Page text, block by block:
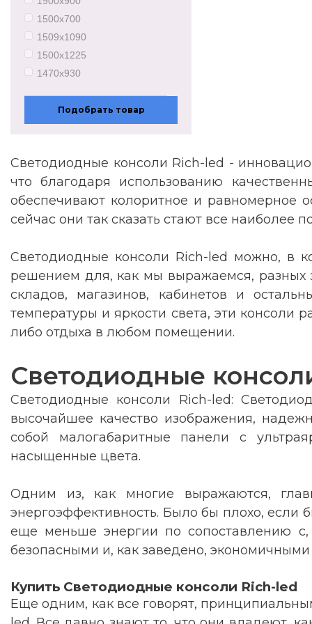
1500х700
1509х1090
1500х1225
1470х930
2600х940
1490х840
Подобрать товар
Светодиодные консоли Rich-led -
что благодаря использованию
обеспечивают колоритное и равномерное
сейчас они так сказать стают все
Светодиодные консоли Rich-led можно, в
решением для, как мы выражаемся, разных
складов, магазинов, кабинетов и
температуры и яркости света, эти консоли
либо отдыха в любом помещении.
Светодиодные
Светодиодные консоли Rich-led:
высочайшее качество изображения,
собой малогабаритные панели с
насыщенные цвета.
Одним из, как многие выражаются,
энергоэффективность. Было бы плохо, если
еще меньше энергии по сопоставлению с,
безопасными и, как заведено, экономичными
Купить Светодиодные консоли Rich-led
Еще одним, как все говорят,